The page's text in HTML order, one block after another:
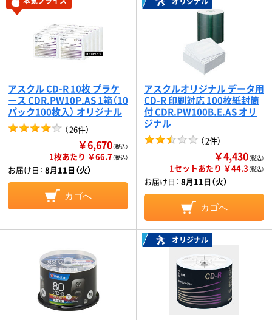
アスクル CD-R 10枚 プラケ
ース CDR.PW10P.AS 1箱（10
パック100枚入） オリジナル
（26件）
￥6,670（税込）
1枚あたり ￥66.7（税込）
お届け日： 8月11日（火）
カゴへ
アスクルオリジナル データ用
CD-R 印刷対応 100枚紙封筒
付 CDR.PW100B.E.AS オリ
ジナル
（2件）
￥4,430（税込）
1セットあたり ￥44.3（税込）
お届け日： 8月11日（火）
カゴへ
オリジナル